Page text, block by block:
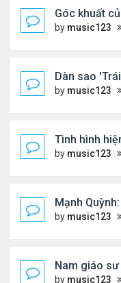
Góc khuất
by music123
Dàn sao
by music123
Tình hình
by music123
Mạnh Quỳnh:
by music123
Nam giáo sư
by music123